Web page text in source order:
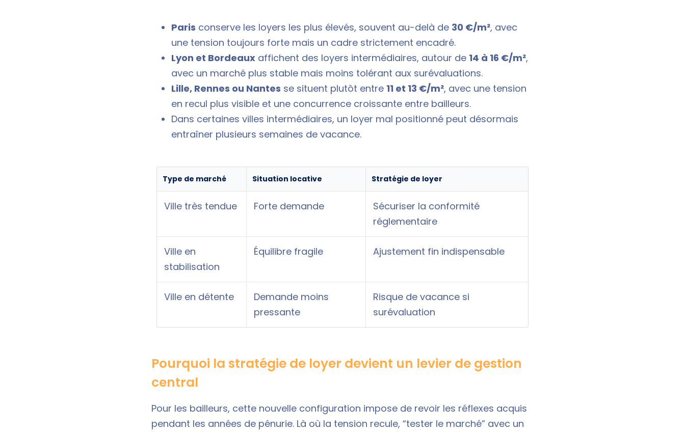
Paris conserve les loyers les plus élevés, souvent au-delà de 30 €/m², avec
une tension toujours forte mais un cadre strictement encadré.
Lyon et Bordeaux affichent des loyers intermédiaires, autour de 14 à 16 €/m²,
avec un marché plus stable mais moins tolérant aux surévaluations.
Lille, Rennes ou Nantes se situent plutôt entre 11 et 13 €/m², avec une tension
en recul plus visible et une concurrence croissante entre bailleurs.
Dans certaines villes intermédiaires, un loyer mal positionné peut désormais
entraîner plusieurs semaines de vacance.
Type de marché Situation locative Stratégie de loyer
Ville très tendue Forte demande
Sécuriser la conformité
réglementaire
Ville en
stabilisation
Équilibre fragile Ajustement fin indispensable
Ville en détente
Demande moins
pressante
Risque de vacance si
surévaluation
Pourquoi la stratégie de loyer devient un levier de gestion
central
Pour les bailleurs, cette nouvelle configuration impose de revoir les réflexes acquis
pendant les années de pénurie. Là où la tension recule, “tester le marché” avec un